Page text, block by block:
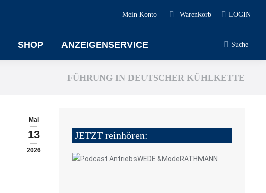
Mein Konto Warenkorb LOGIN
SHOP ANZEIGENSERVICE Suche
FÜHRUNG IN DEUTSCHER KÜHLKETTE
Mai
13
2026
JETZT reinhören: